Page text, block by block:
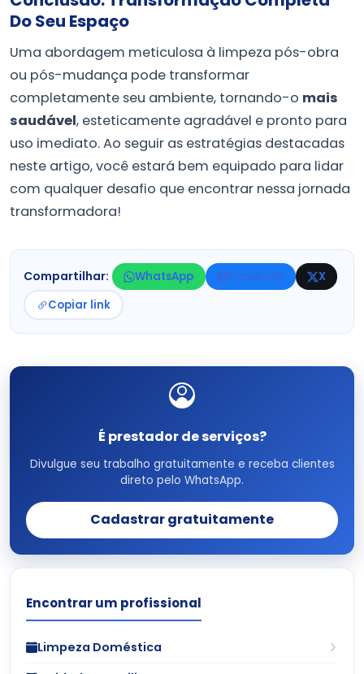
Do Seu Espaço
Uma abordagem meticulosa à limpeza pós-obra
ou pós-mudança pode transformar
completamente seu ambiente, tornando-o mais
saudável, esteticamente agradável e pronto para
uso imediato. Ao seguir as estratégias destacadas
neste artigo, você estará bem equipado para lidar
com qualquer desafio que encontrar nessa jornada
transformadora!
Compartilhar: WhatsApp Facebook
X
Copiar link
É prestador de serviços?
Divulgue seu trabalho gratuitamente e receba clientes
direto pelo WhatsApp.
Cadastrar gratuitamente
Encontrar um profissional
Limpeza Doméstica